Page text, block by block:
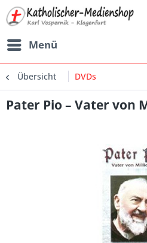
Menü
Übersicht DVDs
Pater Pio – Vater von